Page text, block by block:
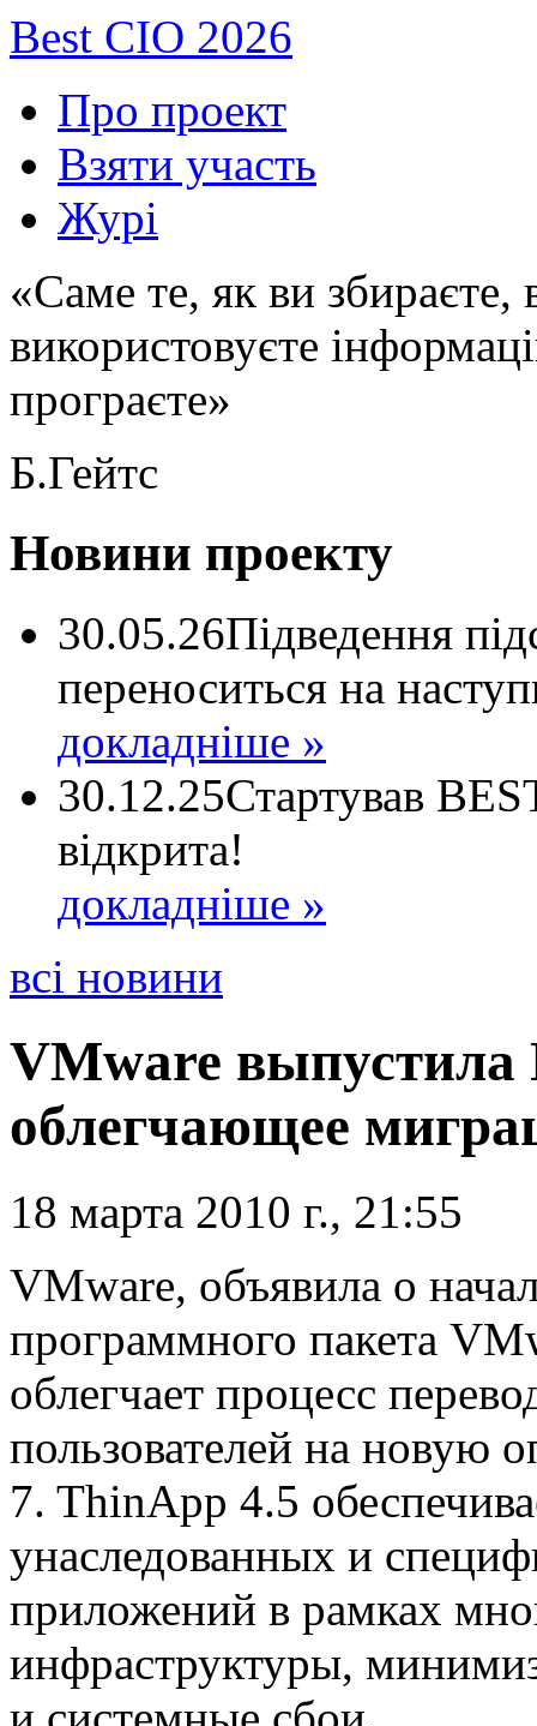
Best CIO 2026
Про проект
Взяти участь
Журі
«Саме те, як ви збираєте,
використовуєте
програєте»
Б.Гейтс
Новини проекту
30.05.26Підведення
переноситься на
докладніше »
30.12.25Стартував
відкрита!
докладніше »
всі новини
VMware
облегчающее
18 марта 2010 г., 21:55
VMware, объявила о
программного пакета
облегчает процесс
пользователей на новую
7. ThinApp 4.5
унаследованных и
приложений в рамках
инфраструктуры,